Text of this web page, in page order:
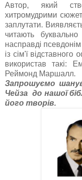
Автор, який
хитромудрими
заплутати.
читають
насправді
із сім'ї
використав такі:
Реймонд Маршалл.
Запрошуємо
Чейза до нашої
його творів.